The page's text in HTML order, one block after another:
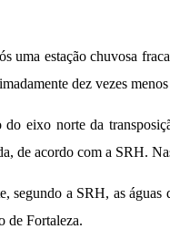
uma estação chuvosa
dez vezes
do eixo norte da
de acordo com a SRH.
segundo a SRH, as
de Fortaleza.